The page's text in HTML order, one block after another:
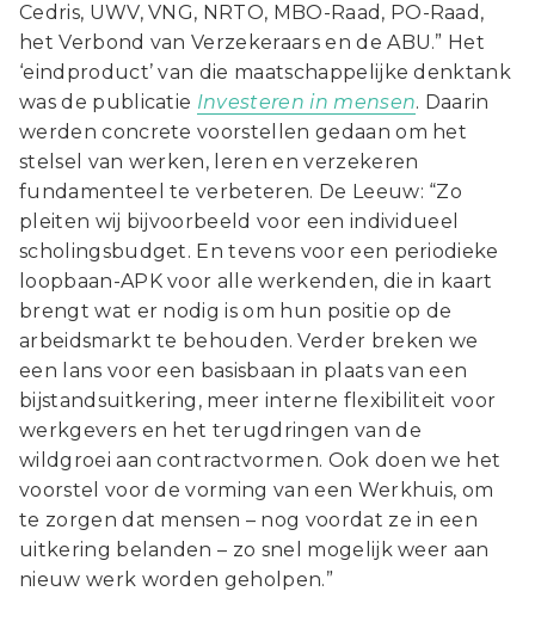
Cedris, UWV, VNG, NRTO, MBO-Raad, PO-Raad,
het Verbond van Verzekeraars en de ABU.” Het
‘eindproduct’ van die maatschappelijke denktank
was de publicatie Investeren in mensen. Daarin
werden concrete voorstellen gedaan om het
stelsel van werken, leren en verzekeren
fundamenteel te verbeteren. De Leeuw: “Zo
pleiten wij bijvoorbeeld voor een individueel
scholingsbudget. En tevens voor een periodieke
loopbaan-APK voor alle werkenden, die in kaart
brengt wat er nodig is om hun positie op de
arbeidsmarkt te behouden. Verder breken we
een lans voor een basisbaan in plaats van een
bijstandsuitkering, meer interne flexibiliteit voor
werkgevers en het terugdringen van de
wildgroei aan contractvormen. Ook doen we het
voorstel voor de vorming van een Werkhuis, om
te zorgen dat mensen – nog voordat ze in een
uitkering belanden – zo snel mogelijk weer aan
nieuw werk worden geholpen.”